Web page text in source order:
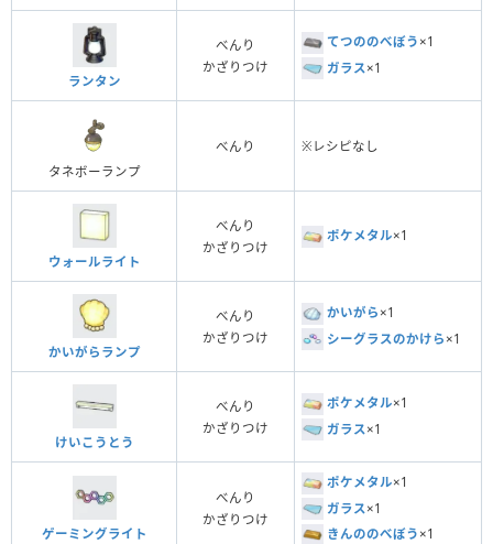
ランタン
べんり
かざりつけ
てつののべぼう ×1
ガラス ×1
タネボーランプ
べんり ※レシピなし
ウォールライト
べんり
かざりつけ
ポケメタル×1
かいがらランプ
べんり
かざりつけ
かいがら ×1
シーグラスのかけら ×1
けいこうとう
べんり
かざりつけ
ポケメタル×1
ガラス ×1
ゲーミングライト
べんり
かざりつけ
ポケメタル×1
ガラス ×1
きんののべぼう ×1